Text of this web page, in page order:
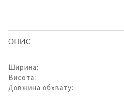
ОПИС
Ширина:
Висота:
Довжина обхвату: